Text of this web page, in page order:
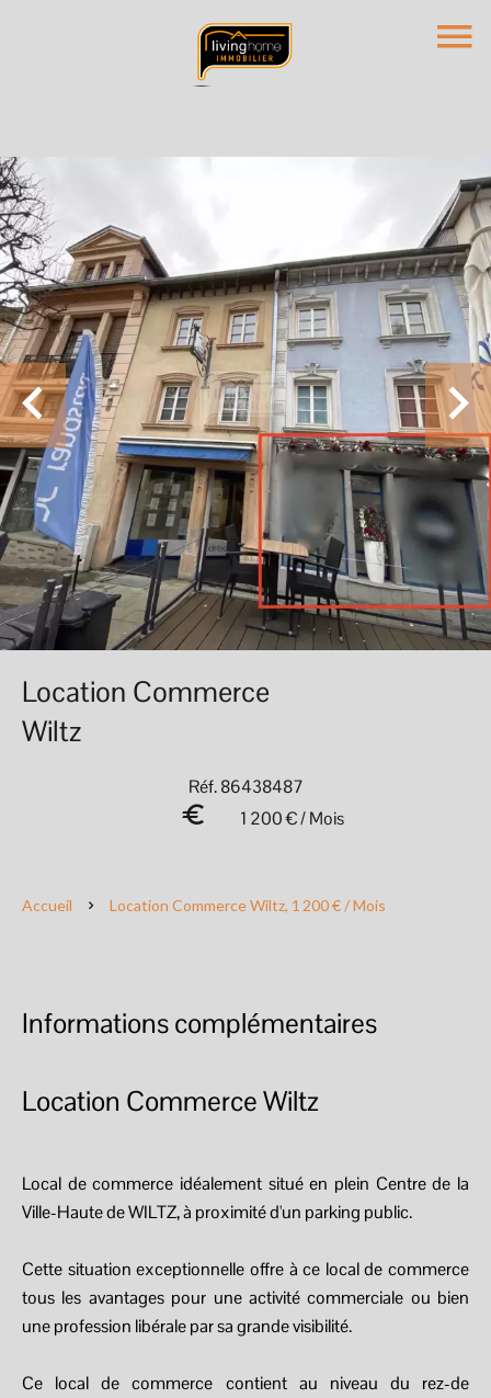
Location Commerce
Wiltz
Réf. 86438487
1 200 € / Mois
Accueil Location Commerce Wiltz, 1 200 € / Mois
Informations complémentaires
Location Commerce Wiltz
Local de commerce idéalement situé en plein Centre de la
Ville-Haute de WILTZ, à proximité d'un parking public.
Cette situation exceptionnelle offre à ce local de commerce
tous les avantages pour une activité commerciale ou bien
une profession libérale par sa grande visibilité.
Ce local de commerce contient au niveau du rez-de